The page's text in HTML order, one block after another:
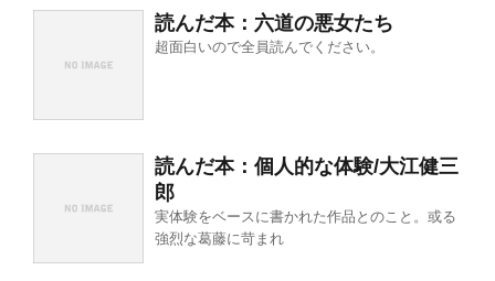
読んだ本：六道の悪女たち
超面白いので全員読んでください。
読んだ本：個人的な体験/大江健三
郎
実体験をベースに書かれた作品とのこと。或る
強烈な葛藤に苛まれ